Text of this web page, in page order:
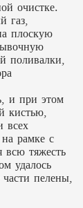
очистке.
газ,
плоскую
поливалки,
и при этом
кистью,
всех
рамке с
всю тяжесть
удалось
части пелены,